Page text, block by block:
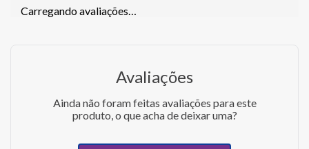
Carregando avaliações…
Avaliações
Ainda não foram feitas avaliações para este
produto, o que acha de deixar uma?